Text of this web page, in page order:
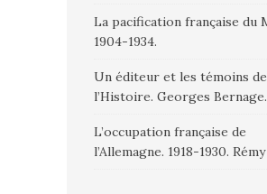
La pacification française du
1904-1934.
Un éditeur et les témoins de
l’Histoire. Georges Bernage.
L’occupation française de
l’Allemagne. 1918-1930.